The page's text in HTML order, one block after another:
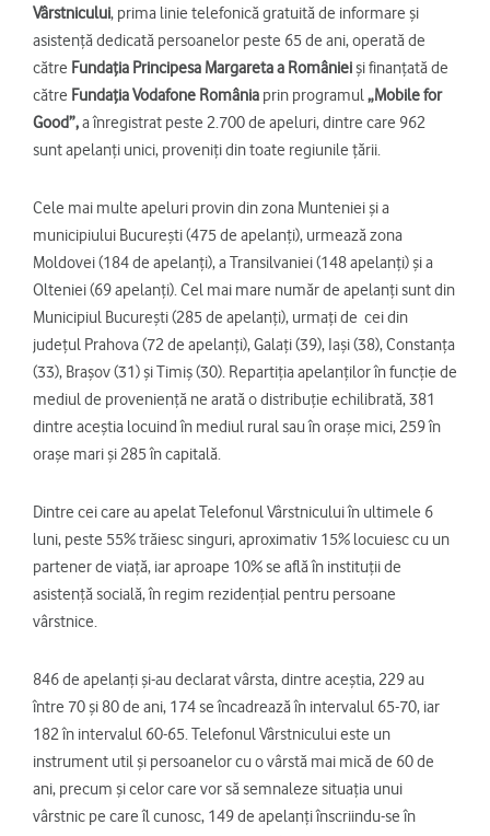
Vârstnicului, prima linie telefonică gratuită de informare și
asistență dedicată persoanelor peste 65 de ani, operată de
către Fundația Principesa Margareta a României și finanțată de
către Fundația Vodafone România prin programul„Mobile for
Good”,a înregistrat peste 2.700 de apeluri, dintre care 962
sunt apelanți unici, proveniți din toate regiunile țării.
Cele mai multe apeluri provin din zona Munteniei și a
municipiului București (475 de apelanți), urmează zona
Moldovei (184 de apelanți), a Transilvaniei (148 apelanți) şi a
Olteniei (69 apelanți). Cel mai mare număr de apelanţi sunt din
Municipiul București (285 de apelanți), urmaţi de cei din
județul Prahova (72 de apelanți), Galați (39), Iași (38), Constanța
(33), Brașov (31) și Timiș (30). Repartiția apelanților în funcție de
mediul de proveniență ne arată o distribuţie echilibrată, 381
dintre aceștia locuind în mediul rural sau în orașe mici, 259 în
orașe mari și 285 în capitală.
Dintre cei care au apelat Telefonul Vârstnicului în ultimele 6
luni, peste 55% trăiesc singuri, aproximativ 15% locuiesc cu un
partener de viață, iar aproape 10% se află în instituții de
asistență socială, în regim rezidențial pentru persoane
vârstnice.
846 de apelanţi şi-au declarat vârsta, dintre aceştia, 229 au
între 70 și 80 de ani, 174 se încadrează în intervalul 65-70, iar
182 în intervalul 60-65. Telefonul Vârstnicului este un
instrument util și persoanelor cu o vârstă mai mică de 60 de
ani, precum şi celor care vor să semnaleze situația unui
vârstnic pe care îl cunosc, 149 de apelanți înscriindu-se în